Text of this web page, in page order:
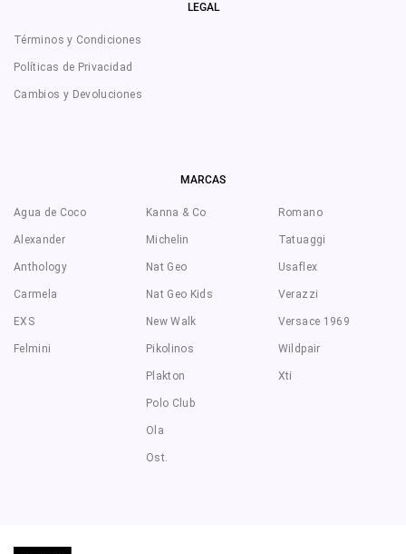
LEGAL
Términos y Condiciones
Políticas de Privacidad
Cambios y Devoluciones
MARCAS
Agua de Coco
Alexander
Anthology
Carmela
EXS
Felmini
Kanna & Co
Michelin
Nat Geo
Nat Geo Kids
New Walk
Pikolinos
Plakton
Polo Club
Ola
Ost.
Romano
Tatuaggi
Usaflex
Verazzi
Versace 1969
Wildpair
Xti